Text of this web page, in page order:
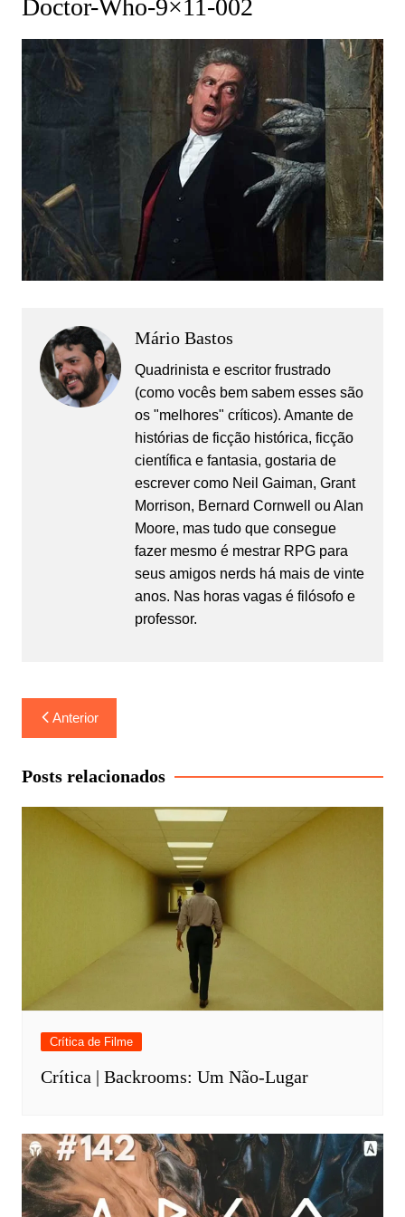
Doctor-Who-9×11-002
Mário Bastos
Quadrinista e escritor frustrado
(como vocês bem sabem esses são
os "melhores" críticos). Amante de
histórias de ficção histórica, ficção
científica e fantasia, gostaria de
escrever como Neil Gaiman, Grant
Morrison, Bernard Cornwell ou Alan
Moore, mas tudo que consegue
fazer mesmo é mestrar RPG para
seus amigos nerds há mais de vinte
anos. Nas horas vagas é filósofo e
professor.
Navegação
de
Post
Anterior
Posts relacionados
Crítica de Filme
Crítica | Backrooms: Um Não-Lugar